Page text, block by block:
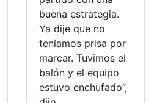
buena estrategia.
Ya dije que no
teníamos prisa por
marcar. Tuvimos el
balón y el equipo
estuvo enchufado”,